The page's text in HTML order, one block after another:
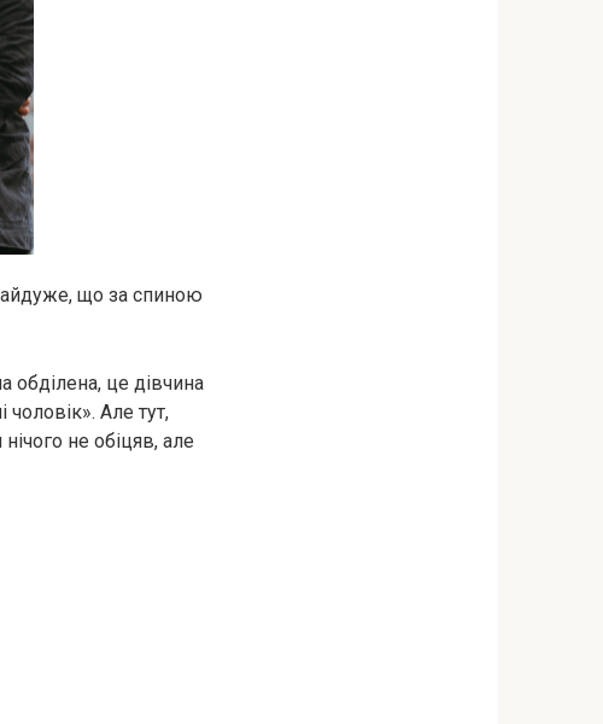
що за спиною
обділена, це дівчина
чоловік». Але тут,
не обіцяв, але